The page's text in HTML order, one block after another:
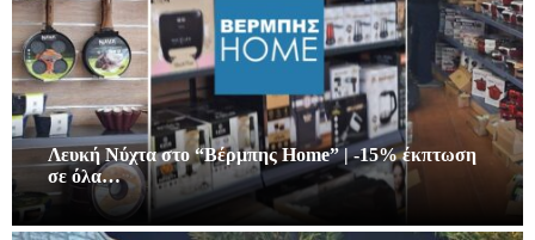
Λευκή Νύχτα στο “Βέρμπης Home” | -15% έκπτωση
σε όλα…